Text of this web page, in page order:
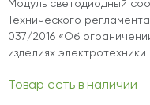
Модуль светодиодный
Технического
037/2016 «Об
изделиях
Товар есть в наличии